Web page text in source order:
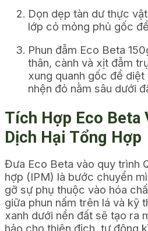
Dọn dẹp tàn dư thực
lớp cỏ mỏng phủ gốc
Phun đẫm Eco Beta
thân, cành và xịt đẫm
xung quanh gốc để
nhện đỏ nằm sâu dưới
Tích Hợp Eco Beta
Dịch Hại Tổng Hợp
Đưa Eco Beta vào quy trình
hợp (IPM) là bước chuyển
gỡ sự phụ thuộc vào hóa
giữa phun nấm trên lá và kỹ
xanh dưới nền đất sẽ tạo ra
hảo cho thiên địch, tự động